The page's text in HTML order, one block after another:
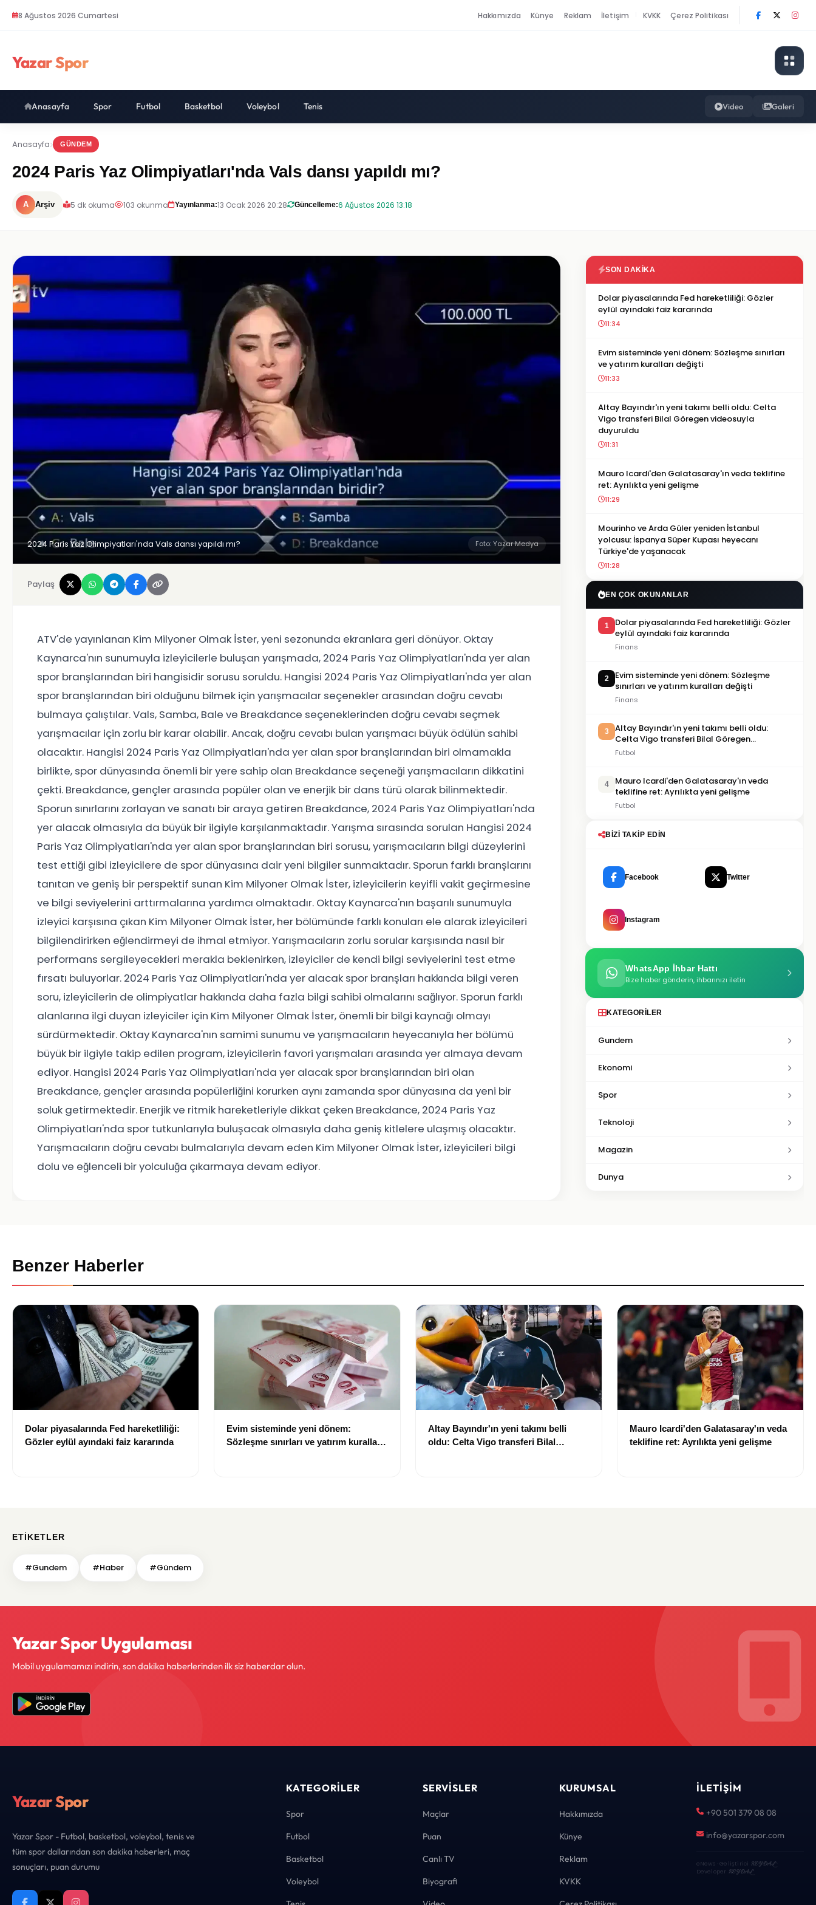
8 Ağustos 2026 Cumartesi Hakkımızda Künye Reklam İletişim KVKK Çerez Politikası
Yazar Spor
Anasayfa Spor Futbol Basketbol Voleybol Tenis Video Galeri
Anasayfa GÜNDEM
2024 Paris Yaz Olimpiyatları'nda Vals dansı yapıldı mı?
A Arşiv 5 dk okuma 103 okunma Yayınlanma:13 Ocak 2026 20:28 Güncelleme:6 Ağustos 2026 13:18
2024 Paris Yaz Olimpiyatları'nda Vals dansı yapıldı mı? Foto: Yazar Medya
Paylaş
ATV'de yayınlanan Kim Milyoner Olmak İster, yeni sezonunda ekranlara geri dönüyor. Oktay
Kaynarca'nın sunumuyla izleyicilerle buluşan yarışmada, 2024 Paris Yaz Olimpiyatları'nda yer alan
spor branşlarından biri hangisidir sorusu soruldu. Hangisi 2024 Paris Yaz Olimpiyatları'nda yer alan
spor branşlarından biri olduğunu bilmek için yarışmacılar seçenekler arasından doğru cevabı
bulmaya çalıştılar. Vals, Samba, Bale ve Breakdance seçeneklerinden doğru cevabı seçmek
yarışmacılar için zorlu bir karar olabilir. Ancak, doğru cevabı bulan yarışmacı büyük ödülün sahibi
olacaktır. Hangisi 2024 Paris Yaz Olimpiyatları'nda yer alan spor branşlarından biri olmamakla
birlikte, spor dünyasında önemli bir yere sahip olan Breakdance seçeneği yarışmacıların dikkatini
çekti. Breakdance, gençler arasında popüler olan ve enerjik bir dans türü olarak bilinmektedir.
Sporun sınırlarını zorlayan ve sanatı bir araya getiren Breakdance, 2024 Paris Yaz Olimpiyatları'nda
yer alacak olmasıyla da büyük bir ilgiyle karşılanmaktadır. Yarışma sırasında sorulan Hangisi 2024
Paris Yaz Olimpiyatları'nda yer alan spor branşlarından biri sorusu, yarışmacıların bilgi düzeylerini
test ettiği gibi izleyicilere de spor dünyasına dair yeni bilgiler sunmaktadır. Sporun farklı branşlarını
tanıtan ve geniş bir perspektif sunan Kim Milyoner Olmak İster, izleyicilerin keyifli vakit geçirmesine
ve bilgi seviyelerini arttırmalarına yardımcı olmaktadır. Oktay Kaynarca'nın başarılı sunumuyla
izleyici karşısına çıkan Kim Milyoner Olmak İster, her bölümünde farklı konuları ele alarak izleyicileri
bilgilendirirken eğlendirmeyi de ihmal etmiyor. Yarışmacıların zorlu sorular karşısında nasıl bir
performans sergileyecekleri merakla beklenirken, izleyiciler de kendi bilgi seviyelerini test etme
fırsatı buluyorlar. 2024 Paris Yaz Olimpiyatları'nda yer alacak spor branşları hakkında bilgi veren
soru, izleyicilerin de olimpiyatlar hakkında daha fazla bilgi sahibi olmalarını sağlıyor. Sporun farklı
alanlarına ilgi duyan izleyiciler için Kim Milyoner Olmak İster, önemli bir bilgi kaynağı olmayı
sürdürmektedir. Oktay Kaynarca'nın samimi sunumu ve yarışmacıların heyecanıyla her bölümü
büyük bir ilgiyle takip edilen program, izleyicilerin favori yarışmaları arasında yer almaya devam
ediyor. Hangisi 2024 Paris Yaz Olimpiyatları'nda yer alacak spor branşlarından biri olan
Breakdance, gençler arasında popülerliğini korurken aynı zamanda spor dünyasına da yeni bir
soluk getirmektedir. Enerjik ve ritmik hareketleriyle dikkat çeken Breakdance, 2024 Paris Yaz
Olimpiyatları'nda spor tutkunlarıyla buluşacak olmasıyla daha geniş kitlelere ulaşmış olacaktır.
Yarışmacıların doğru cevabı bulmalarıyla devam eden Kim Milyoner Olmak İster, izleyicileri bilgi
dolu ve eğlenceli bir yolculuğa çıkarmaya devam ediyor.
SON DAKIKA
Dolar piyasalarında Fed hareketliliği: Gözler
eylül ayındaki faiz kararında
11:34
Evim sisteminde yeni dönem: Sözleşme sınırları
ve yatırım kuralları değişti
11:33
Altay Bayındır'ın yeni takımı belli oldu: Celta
Vigo transferi Bilal Göregen videosuyla
duyuruldu
11:31
Mauro Icardi'den Galatasaray'ın veda teklifine
ret: Ayrılıkta yeni gelişme
11:29
Mourinho ve Arda Güler yeniden İstanbul
yolcusu: İspanya Süper Kupası heyecanı
Türkiye'de yaşanacak
11:28
EN ÇOK OKUNANLAR
1
Dolar piyasalarında Fed hareketliliği: Gözler
eylül ayındaki faiz kararında
Finans
2
Evim sisteminde yeni dönem: Sözleşme
sınırları ve yatırım kuralları değişti
Finans
3
Altay Bayındır'ın yeni takımı belli oldu:
Celta Vigo transferi Bilal Göregen
videosuyla duyuruldu
Futbol
4
Mauro Icardi'den Galatasaray'ın veda
teklifine ret: Ayrılıkta yeni gelişme
Futbol
BIZI TAKIP EDIN
Facebook Twitter
Instagram
WhatsApp İhbar Hattı
Bize haber gönderin, ihbarınızı iletin
KATEGORILER
Gundem
Ekonomi
Spor
Teknoloji
Magazin
Dunya
Benzer Haberler
Dolar piyasalarında Fed hareketliliği:
Gözler eylül ayındaki faiz kararında
Evim sisteminde yeni dönem:
Sözleşme sınırları ve yatırım kuralları
Altay Bayındır'ın yeni takımı belli
oldu: Celta Vigo transferi Bilal
Mauro Icardi'den Galatasaray'ın veda
teklifine ret: Ayrılıkta yeni gelişme
ETIKETLER
#Gundem #Haber #Gündem
Yazar Spor Uygulaması
Mobil uygulamamızı indirin, son dakika haberlerinden ilk siz haberdar olun.
Yazar Spor
Yazar Spor - Futbol, basketbol, voleybol, tenis ve
tüm spor dallarından son dakika haberleri, maç
sonuçları, puan durumu
KATEGORILER
Spor
Futbol
Basketbol
Voleybol
SERVISLER
Maçlar
Puan
Canlı TV
Biyografi
KURUMSAL
Hakkımızda
Künye
Reklam
KVKK
İLETIŞIM
+90 501 379 08 08
info@yazarspor.com
eNews · Geliştirici KEYDAL·
Developer KEYDAL